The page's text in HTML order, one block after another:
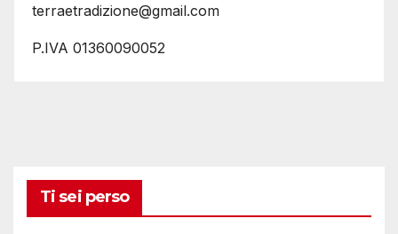
terraetradizione@gmail.com
P.IVA 01360090052
Ti sei perso